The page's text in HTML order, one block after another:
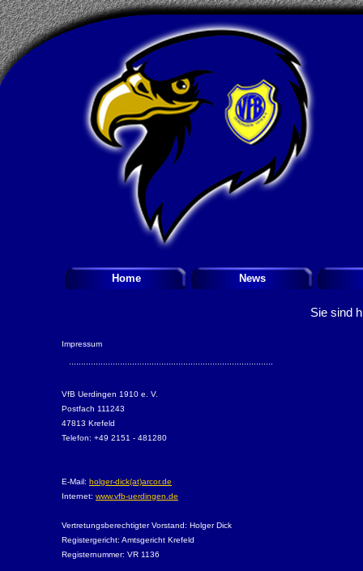
Home News
Sie sind
Impressum
VfB Uerdingen 1910 e. V.
Postfach 111243
47813 Krefeld
Telefon: +49 2151 - 481280
E-Mail: holger-dick(at)arcor.de
Internet: www.vfb-uerdingen.de
Vertretungsberechtigter Vorstand: Holger Dick
Registergericht: Amtsgericht Krefeld
Registernummer: VR 1136